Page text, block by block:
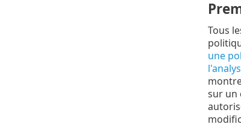
Tous
une
sur un